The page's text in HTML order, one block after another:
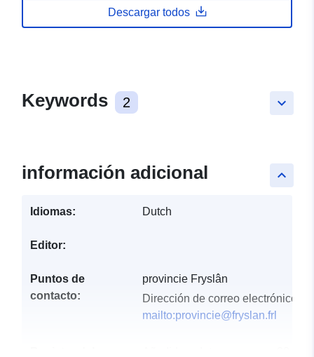
Descargar todos
keyboard_arrow_down
Keywords 2
keyboard_arrow_up
información adicional
Idiomas: Dutch
Editor:
Puntos de
contacto:
provincie Fryslân
Dirección de correo electrónico:
mailto:provincie@fryslan.frl